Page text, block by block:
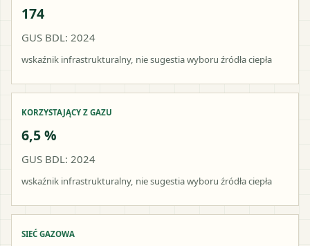
174
GUS BDL: 2024
wskaźnik infrastrukturalny, nie sugestia wyboru źródła ciepła
KORZYSTAJĄCY Z GAZU
6,5 %
GUS BDL: 2024
wskaźnik infrastrukturalny, nie sugestia wyboru źródła ciepła
SIEĆ GAZOWA